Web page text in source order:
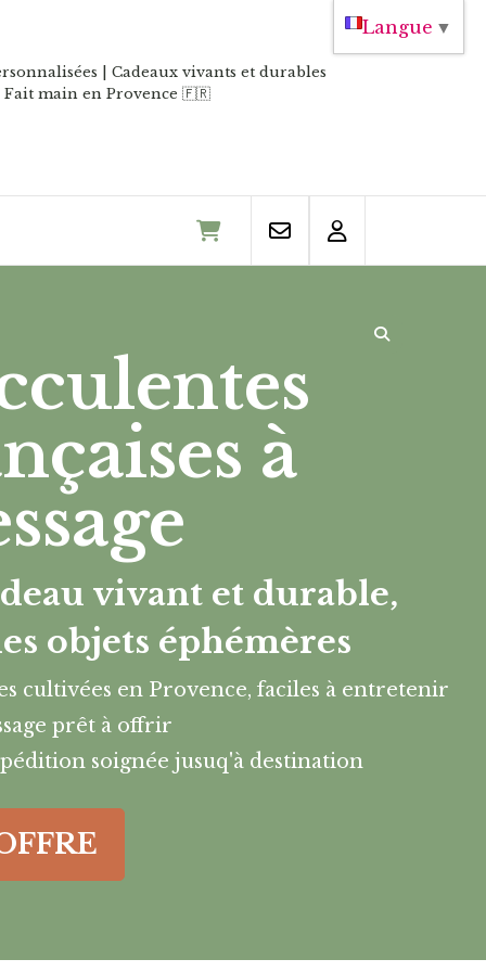
| Cadeaux vivants et durables
Fait main en Provence 🇫🇷
à
vivant et durable,
objets éphémères
cultivées en Provence, faciles à entretenir
prêt à offrir
soignée jusuq'à destination
Langue ▼